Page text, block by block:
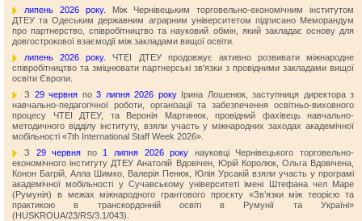
липень 2026 року.
Між Чернівецьким торговельно-економічним інститутом
ДТЕУ та Одеським державним аграрним університетом підписано Меморандум
про партнерство, співробітництво та науковий обмін, який закладає основу для
довгострокової взаємодії між закладами вищої освіти.
липень 2026 року.
ЧТЕІ ДТЕУ продовжує активно розвивати міжнародне
співробітництво та зміцнювати партнерські зв'язки з провідними закладами вищої
освіти Європи.
З 29 червня по 3 липня 2026 рокуІрина Лошенюк, заступниця директора з
навчально-педагогічної роботи, організації та забезпечення освітньо-виховного
процесу ЧТЕІ ДТЕУ, та Веронія Мартинюк, провідний фахівець навчально-
методичного відділу інституту, взяли участь у міжнародних заходах академічної
мобільності «7th International Staff Week 2026».
З 29 червня по 1 липня 2026 року науковці Чернівецького торговельно-
економічного інституту ДТЕУ Анатолій Вдовічен, Юрій Королюк, Ольга Вдовічена,
Конон Багрій, Алла Шимко, Валерія Пенюк, Юлія Урсакій взяли участь у програмі
академічної мобільності у Сучавському університеті імені Штефана чел Маре
(Румунія) в межах міжнародного грантового проєкту «Зв’язки між теорією та
практикою в транскордонній освіті в Румунії та Україні»
(HUSKROUA/23/RS/3.1/043).